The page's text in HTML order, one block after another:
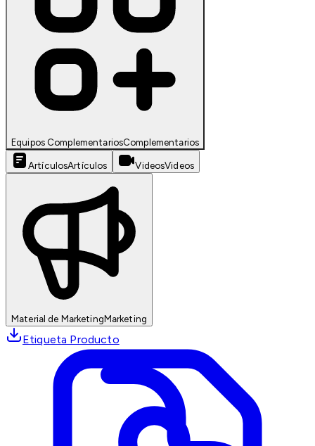
Equipos ComplementariosComplementarios
ArtículosArtículos VideosVideos
Material de MarketingMarketing
Etiqueta Producto